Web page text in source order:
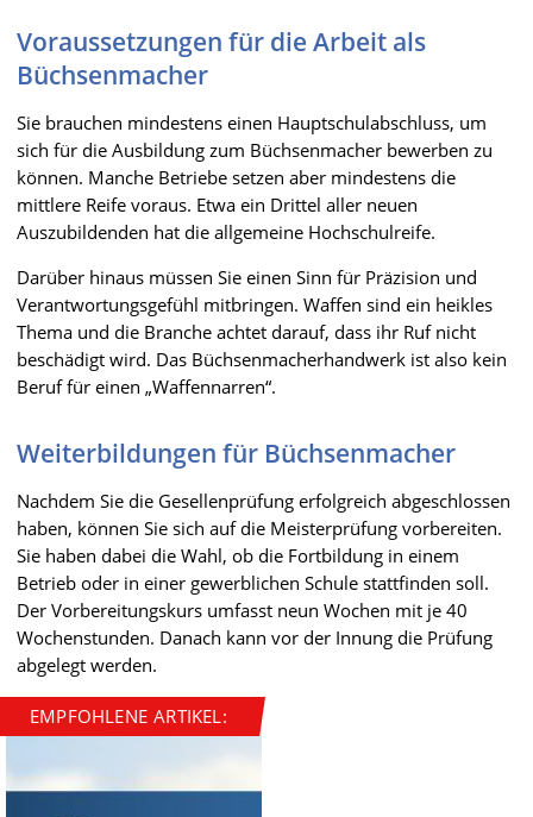
Voraussetzungen für die Arbeit als
Büchsenmacher
Sie brauchen mindestens einen Hauptschulabschluss, um
sich für die Ausbildung zum Büchsenmacher bewerben zu
können. Manche Betriebe setzen aber mindestens die
mittlere Reife voraus. Etwa ein Drittel aller neuen
Auszubildenden hat die allgemeine Hochschulreife.
Darüber hinaus müssen Sie einen Sinn für Präzision und
Verantwortungsgefühl mitbringen. Waffen sind ein heikles
Thema und die Branche achtet darauf, dass ihr Ruf nicht
beschädigt wird. Das Büchsenmacherhandwerk ist also kein
Beruf für einen „Waffennarren“.
Weiterbildungen für Büchsenmacher
Nachdem Sie die Gesellenprüfung erfolgreich abgeschlossen
haben, können Sie sich auf die Meisterprüfung vorbereiten.
Sie haben dabei die Wahl, ob die Fortbildung in einem
Betrieb oder in einer gewerblichen Schule stattfinden soll.
Der Vorbereitungskurs umfasst neun Wochen mit je 40
Wochenstunden. Danach kann vor der Innung die Prüfung
abgelegt werden.
EMPFOHLENE ARTIKEL: